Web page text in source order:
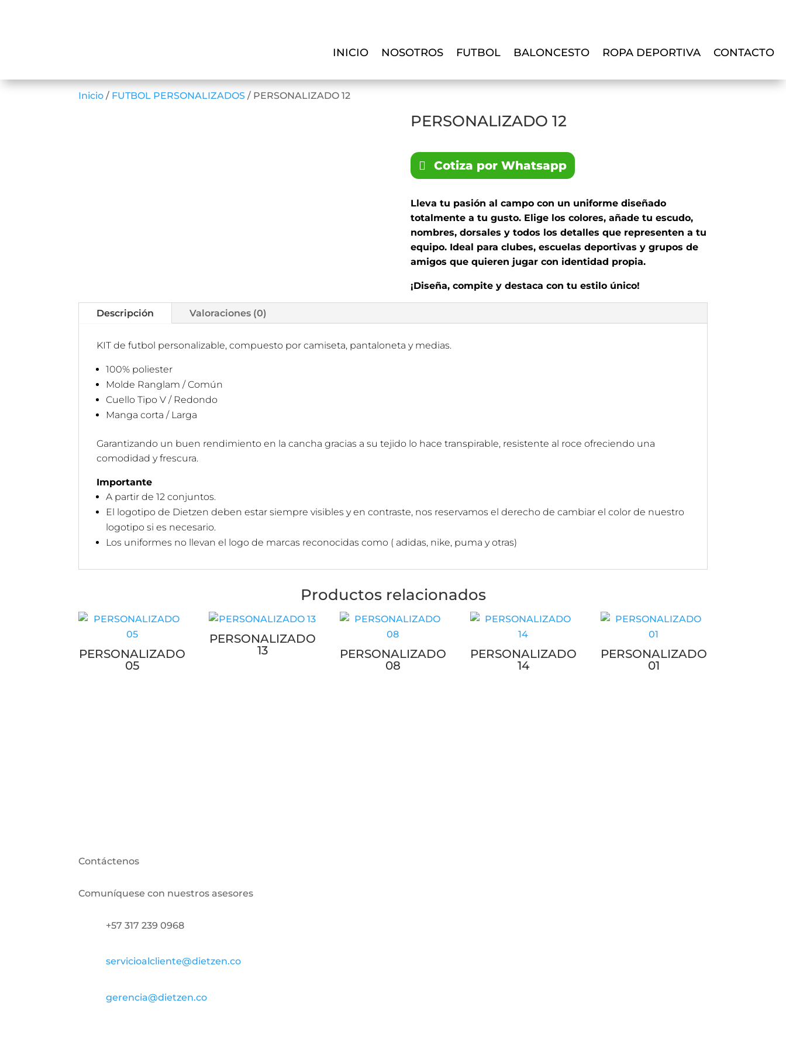
INICIO NOSOTROS FUTBOL BALONCESTO ROPA DEPORTIVA CONTACTO
Inicio / FUTBOL PERSONALIZADOS / PERSONALIZADO 12
PERSONALIZADO 12
Cotiza por Whatsapp
Lleva tu pasión al campo con un uniforme diseñado
totalmente a tu gusto. Elige los colores, añade tu escudo,
nombres, dorsales y todos los detalles que representen a tu
equipo. Ideal para clubes, escuelas deportivas y grupos de
amigos que quieren jugar con identidad propia.
¡Diseña, compite y destaca con tu estilo único!
Descripción Valoraciones (0)
KIT de futbol personalizable, compuesto por camiseta, pantaloneta y medias.
100% poliester
Molde Ranglam / Común
Cuello Tipo V / Redondo
Manga corta / Larga
Garantizando un buen rendimiento en la cancha gracias a su tejido lo hace transpirable, resistente al roce ofreciendo una
comodidad y frescura.
Importante
A partir de 12 conjuntos.
El logotipo de Dietzen deben estar siempre visibles y en contraste, nos reservamos el derecho de cambiar el color de nuestro
logotipo si es necesario.
Los uniformes no llevan el logo de marcas reconocidas como ( adidas, nike, puma y otras)
Productos relacionados
PERSONALIZADO
05
PERSONALIZADO
13
PERSONALIZADO
08
PERSONALIZADO
14
PERSONALIZADO
01
Contáctenos
Comuníquese con nuestros asesores
+57 317 239 0968
servicioalcliente@dietzen.co
gerencia@dietzen.co